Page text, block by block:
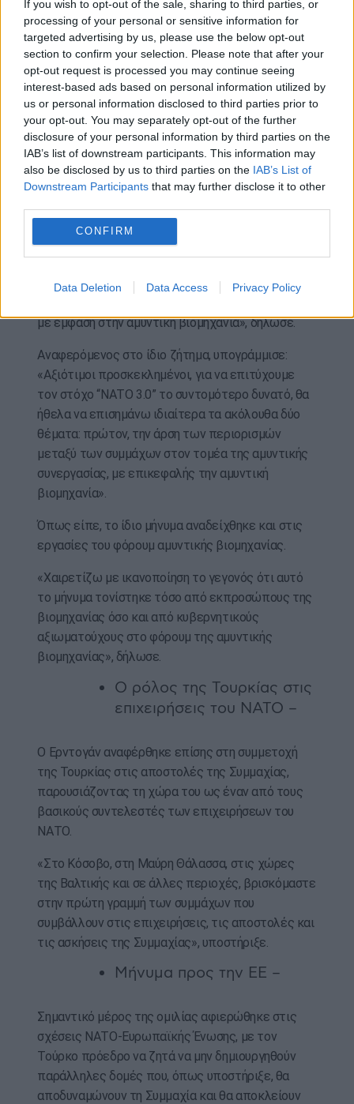
If you wish to opt-out of the sale, sharing to third parties, or
processing of your personal or sensitive information for
targeted advertising by us, please use the below opt-out
section to confirm your selection. Please note that after your
opt-out request is processed you may continue seeing
interest-based ads based on personal information utilized by
us or personal information disclosed to third parties prior to
your opt-out. You may separately opt-out of the further
disclosure of your personal information by third parties on the
IAB’s list of downstream participants. This information may
also be disclosed by us to third parties on the IAB’s List of
Downstream Participants that may further disclose it to other
CONFIRM
Data Deletion Data Access Privacy Policy
ποσοστό των αμυντικών δαπανών μας στο 3,5%
(του ΑΕΠ) πριν από το 2030».
Έκκληση για άρση των
περιορισμών στην αμυντική
συνεργασία –
Ο Τούρκος πρόεδρος συνέδεσε την επίτευξη του
στόχου, που αποκάλεσε «ΝΑΤΟ 3.0», με την
ενίσχυση της αμυντικής συνεργασίας μεταξύ των
συμμάχων, ζητώντας την κατάργηση των
περιορισμών στις αμυντικές προμήθειες και τη
«Πρέπει να αρθούν οι περιορισμοί μεταξύ των
με έμφαση στην αμυντική βιομηχανία», δήλωσε.
Αναφερόμενος στο ίδιο ζήτημα, υπογράμμισε:
«Αξιότιμοι προσκεκλημένοι, για να επιτύχουμε
τον στόχο “ΝΑΤΟ 3.0” το συντομότερο δυνατό, θα
ήθελα να επισημάνω ιδιαίτερα τα ακόλουθα δύο
θέματα: πρώτον, την άρση των περιορισμών
μεταξύ των συμμάχων στον τομέα της αμυντικής
συνεργασίας, με επικεφαλής την αμυντική
βιομηχανία».
Όπως είπε, το ίδιο μήνυμα αναδείχθηκε και στις
εργασίες του φόρουμ αμυντικής βιομηχανίας.
«Χαιρετίζω με ικανοποίηση το γεγονός ότι αυτό
το μήνυμα τονίστηκε τόσο από εκπροσώπους της
βιομηχανίας όσο και από κυβερνητικούς
αξιωματούχους στο φόρουμ της αμυντικής
βιομηχανίας», δήλωσε.
Ο ρόλος της Τουρκίας στις
επιχειρήσεις του ΝΑΤΟ –
Ο Ερντογάν αναφέρθηκε επίσης στη συμμετοχή
της Τουρκίας στις αποστολές της Συμμαχίας,
παρουσιάζοντας τη χώρα του ως έναν από τους
βασικούς συντελεστές των επιχειρήσεων του
ΝΑΤΟ.
«Στο Κόσοβο, στη Μαύρη Θάλασσα, στις χώρες
της Βαλτικής και σε άλλες περιοχές, βρισκόμαστε
στην πρώτη γραμμή των συμμάχων που
συμβάλλουν στις επιχειρήσεις, τις αποστολές και
τις ασκήσεις της Συμμαχίας», υποστήριξε.
Μήνυμα προς την ΕΕ –
Σημαντικό μέρος της ομιλίας αφιερώθηκε στις
σχέσεις ΝΑΤΟ-Ευρωπαϊκής Ένωσης, με τον
Τούρκο πρόεδρο να ζητά να μην δημιουργηθούν
παράλληλες δομές που, όπως υποστήριξε, θα
αποδυναμώνουν τη Συμμαχία και θα αποκλείουν